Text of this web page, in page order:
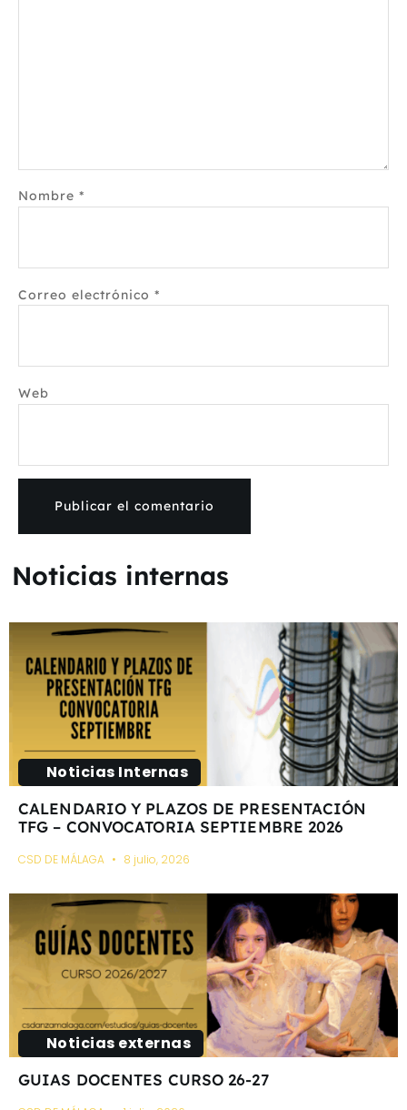
Nombre *
Correo electrónico *
Web
Noticias internas
Noticias Internas
CALENDARIO Y PLAZOS DE PRESENTACIÓN
TFG – CONVOCATORIA SEPTIEMBRE 2026
CSD DE MÁLAGA 8 julio, 2026
Noticias externas
GUIAS DOCENTES CURSO 26-27